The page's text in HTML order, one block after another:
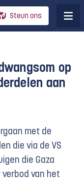
Steun ons
op
aan
met de
die via de VS
die Gaza
verbod van het